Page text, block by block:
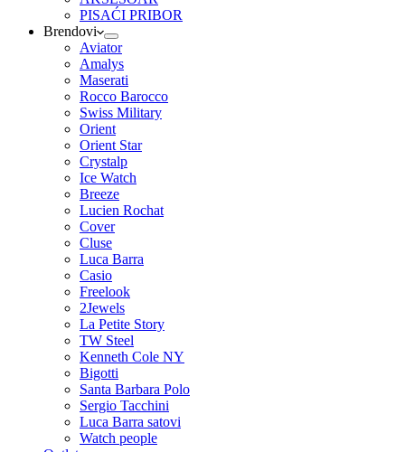
PISAĆI PRIBOR
Brendovi
Aviator
Amalys
Maserati
Rocco Barocco
Swiss Military
Orient
Orient Star
Crystalp
Ice Watch
Breeze
Lucien Rochat
Cover
Cluse
Luca Barra
Casio
Freelook
2Jewels
La Petite Story
TW Steel
Kenneth Cole NY
Bigotti
Santa Barbara Polo
Sergio Tacchini
Luca Barra satovi
Watch people